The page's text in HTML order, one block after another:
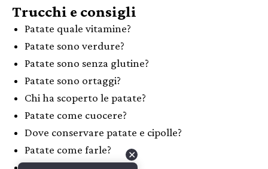
Trucchi e consigli
Patate quale vitamine?
Patate sono verdure?
Patate sono senza glutine?
Patate sono ortaggi?
Chi ha scoperto le patate?
Patate come cuocere?
Dove conservare patate e cipolle?
Patate come farle?
✕